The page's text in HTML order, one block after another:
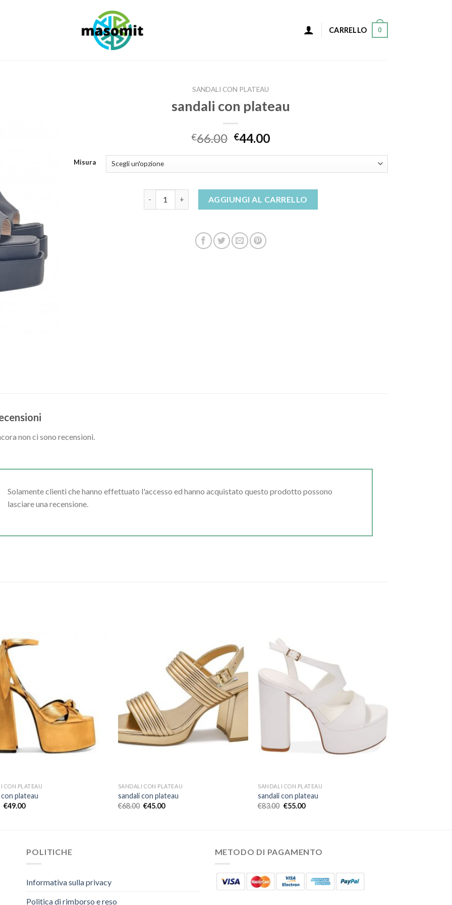
CARRELLO 0
SANDALI CON PLATEAU
sandali con plateau
€66.00 €44.00
Misura
AGGIUNGI AL CARRELLO
non ci sono recensioni.
Solamente clienti che hanno effettuato l'accesso ed hanno acquistato questo prodotto possono
lasciare una recensione.
CON PLATEAU
con plateau
€49.00
SANDALI CON PLATEAU
sandali con plateau
€68.00 €45.00
SANDALI CON PLATEAU
sandali con plateau
€83.00 €55.00
POLITICHE
Informativa sulla privacy
Politica di rimborso e reso
METODO DI PAGAMENTO